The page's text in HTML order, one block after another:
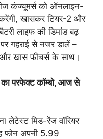
कंज्यूमर्स को ऑनलाइन-
खासकर टियर-2 और
लाइफ की डिमांड बढ़
गहराई से नजर डालें –
खास फीचर्स के साथ।
का परफेक्ट कॉम्बो, आज से
लेटेस्ट मिड-रेंज वॉरियर
फोन अपनी 5.99